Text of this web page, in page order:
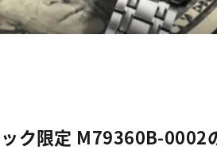
ク限定 M79360B-0002